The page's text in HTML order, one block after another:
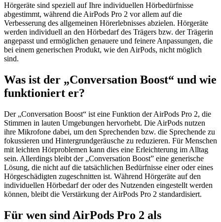
Hörgeräte sind speziell auf Ihre individuellen Hörbedürfnisse
abgestimmt, während die AirPods Pro 2 vor allem auf die
Verbesserung des allgemeinen Hörerlebnisses abzielen. Hörgeräte
werden individuell an den Hörbedarf des Trägers bzw. der Trägerin
angepasst und ermöglichen genauere und feinere Anpassungen, die
bei einem generischen Produkt, wie den AirPods, nicht möglich
sind.
Was ist der „Conversation Boost“ und wie
funktioniert er?
Der „Conversation Boost“ ist eine Funktion der AirPods Pro 2, die
Stimmen in lauten Umgebungen hervorhebt. Die AirPods nutzen
ihre Mikrofone dabei, um den Sprechenden bzw. die Sprechende zu
fokussieren und Hintergrundgeräusche zu reduzieren. Für Menschen
mit leichten Hörproblemen kann dies eine Erleichterung im Alltag
sein. Allerdings bleibt der „Conversation Boost” eine generische
Lösung, die nicht auf die tatsächlichen Bedürfnisse einer oder eines
Hörgeschädigten zugeschnitten ist. Während Hörgeräte auf den
individuellen Hörbedarf der oder des Nutzenden eingestellt werden
können, bleibt die Verstärkung der AirPods Pro 2 standardisiert.
Für wen sind AirPods Pro 2 als